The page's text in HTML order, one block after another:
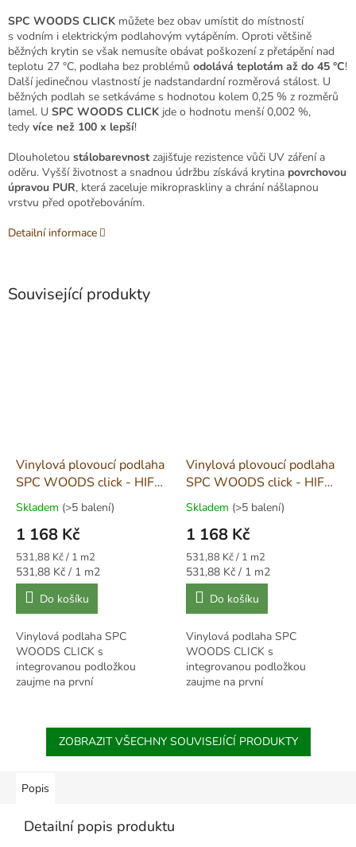
SPC WOODS CLICK můžete bez obav umístit do místností
s vodním i elektrickým podlahovým vytápěním. Oproti většině
běžných krytin se však nemusíte obávat poškození z přetápění nad
teplotu 27 °C, podlaha bez problémů odolává teplotám až do 45 °C!
Další jedinečnou vlastností je nadstandardní rozměrová stálost. U
běžných podlah se setkáváme s hodnotou kolem 0,25 % z rozměrů
lamel. U SPC WOODS CLICK jde o hodnotu menší 0,002 %,
tedy více než 100 x lepší!
Dlouholetou stálobarevnost zajišťuje rezistence vůči UV záření a
oděru. Vyšší životnost a snadnou údržbu získává krytina povrchovou
úpravou PUR, která zaceluje mikropraskliny a chrání nášlapnou
vrstvu před opotřebováním.
Detailní informace
Související produkty
Vinylová plovoucí podlaha
SPC WOODS click - HIF
21200
Skladem (>5 balení)
1 168 Kč
Měrná
cena:
531,88 Kč / 1 m2
Měrná
cena:
531,88 Kč / 1 m2
Do košíku
Vinylová podlaha SPC
WOODS CLICK s
integrovanou podložkou
zaujme na první
dekory dokáže během...
Vinylová plovoucí podlaha
SPC WOODS click - HIF
21103
Skladem (>5 balení)
1 168 Kč
Měrná
cena:
531,88 Kč / 1 m2
Měrná
cena:
531,88 Kč / 1 m2
Do košíku
Vinylová podlaha SPC
WOODS CLICK s
integrovanou podložkou
zaujme na první
dekory dokáže během...
ZOBRAZIT VŠECHNY SOUVISEJÍCÍ PRODUKTY
Popis
Detailní popis produktu